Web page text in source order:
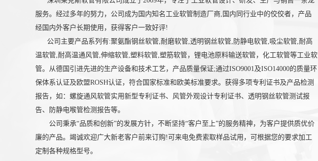
1
服务。经过多年的努力，公司成为国内知名工业软管制造厂商,国内同行业中的佼佼者，产品
经国内外客户长期使用，获得客户一致好评!
公司主要产品系列有:聚氨酯钢丝软管,耐磨软管,透明钢丝软管,防静电软管,吸尘软管,耐高
温软管,耐高温通风管,伸缩软管,塑料软管,塑筋软管，锂电池原料输送软管，化工软管等工业软
管。从德国引进先进的生产设备和技术工艺，产品质量保证;通过ISO9001及ISO14000的质量环
保体系认证及欧盟ROSH认证，符合国家标准和欧美标准要求。获得多项专利证书及产品检测
报告，如：螺旋通风软管实用新型专利证书、风管外观设计专利证书、透明钢丝软管测试报
告、防静电喉管检测报告等。
公司秉承“品质和创新”的发展方针，不断坚持“客户至上”的服务精神，为客户提供质优价
廉的产品。竭诚欢迎广大新老客户前来订购!可来电免费索取样品试用，可根据您的要求加工
定制各种规格型号。